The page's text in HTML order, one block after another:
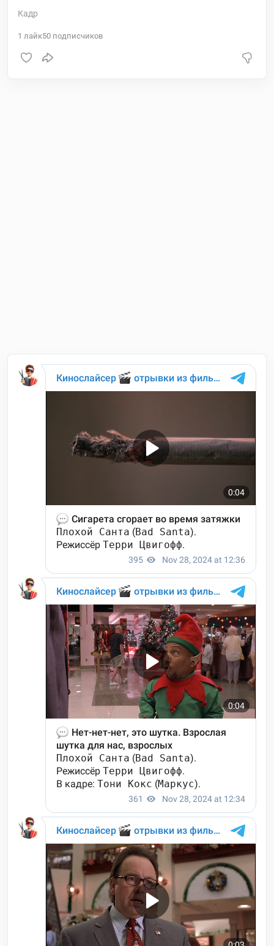
Кадр
1 лайк50 подписчиков